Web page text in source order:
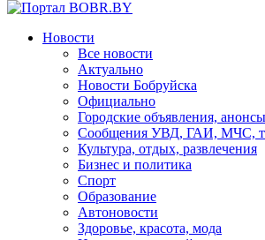
Новости
Все новости
Актуально
Новости Бобруйска
Официально
Городские объявления,
Сообщения УВД, ГАИ, МЧС,
Культура, отдых, развлечения
Бизнес и политика
Спорт
Образование
Автоновости
Здоровье, красота, мода